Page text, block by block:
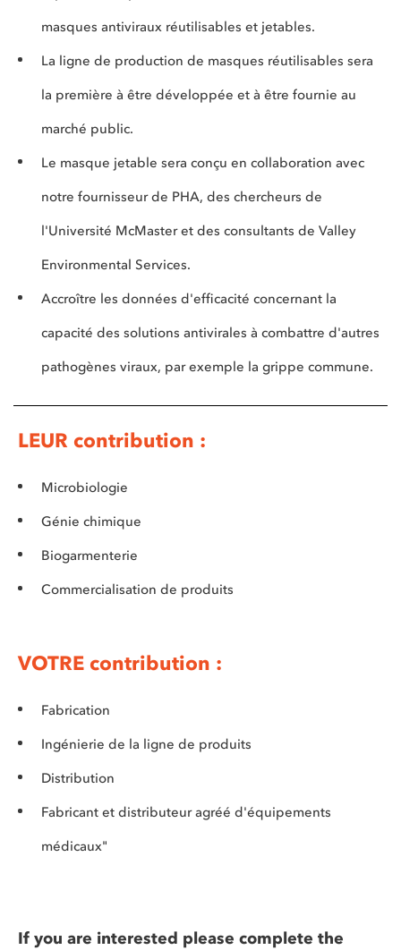
masques antiviraux réutilisables et jetables.
La ligne de production de masques réutilisables sera
la première à être développée et à être fournie au
marché public.
Le masque jetable sera conçu en collaboration avec
notre fournisseur de PHA, des chercheurs de
l'Université McMaster et des consultants de Valley
Environmental Services.
Accroître les données d'efficacité concernant la
capacité des solutions antivirales à combattre d'autres
pathogènes viraux, par exemple la grippe commune.
LEUR contribution :
Microbiologie
Génie chimique
Biogarmenterie
Commercialisation de produits
VOTRE contribution :
Fabrication
Ingénierie de la ligne de produits
Distribution
Fabricant et distributeur agréé d'équipements
médicaux"
If you are interested please complete the